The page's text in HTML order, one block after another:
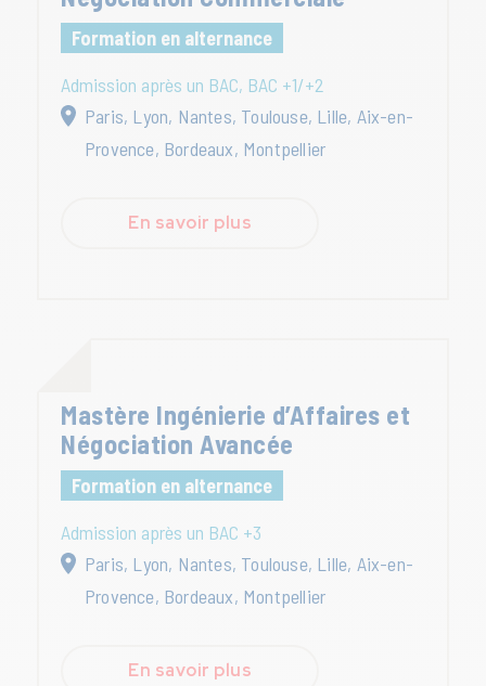
Formation en alternance
Admission après un BAC, BAC +1/+2
Paris, Lyon, Nantes, Toulouse, Lille, Aix-en-
Provence, Bordeaux, Montpellier
En savoir plus
Mastère Ingénierie d’Affaires et
Négociation Avancée
Formation en alternance
Admission après un BAC +3
Paris, Lyon, Nantes, Toulouse, Lille, Aix-en-
Provence, Bordeaux, Montpellier
En savoir plus